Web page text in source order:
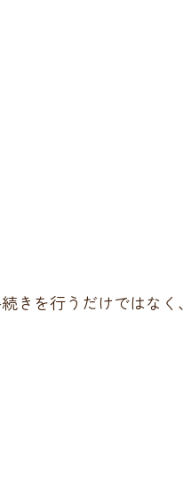
きを行うだけではなく